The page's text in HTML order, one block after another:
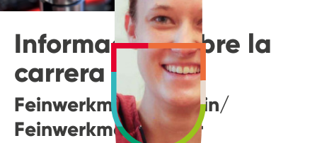
Información sobre la
carrera
Feinwerkmechanikerin/
Feinwerkmechaniker